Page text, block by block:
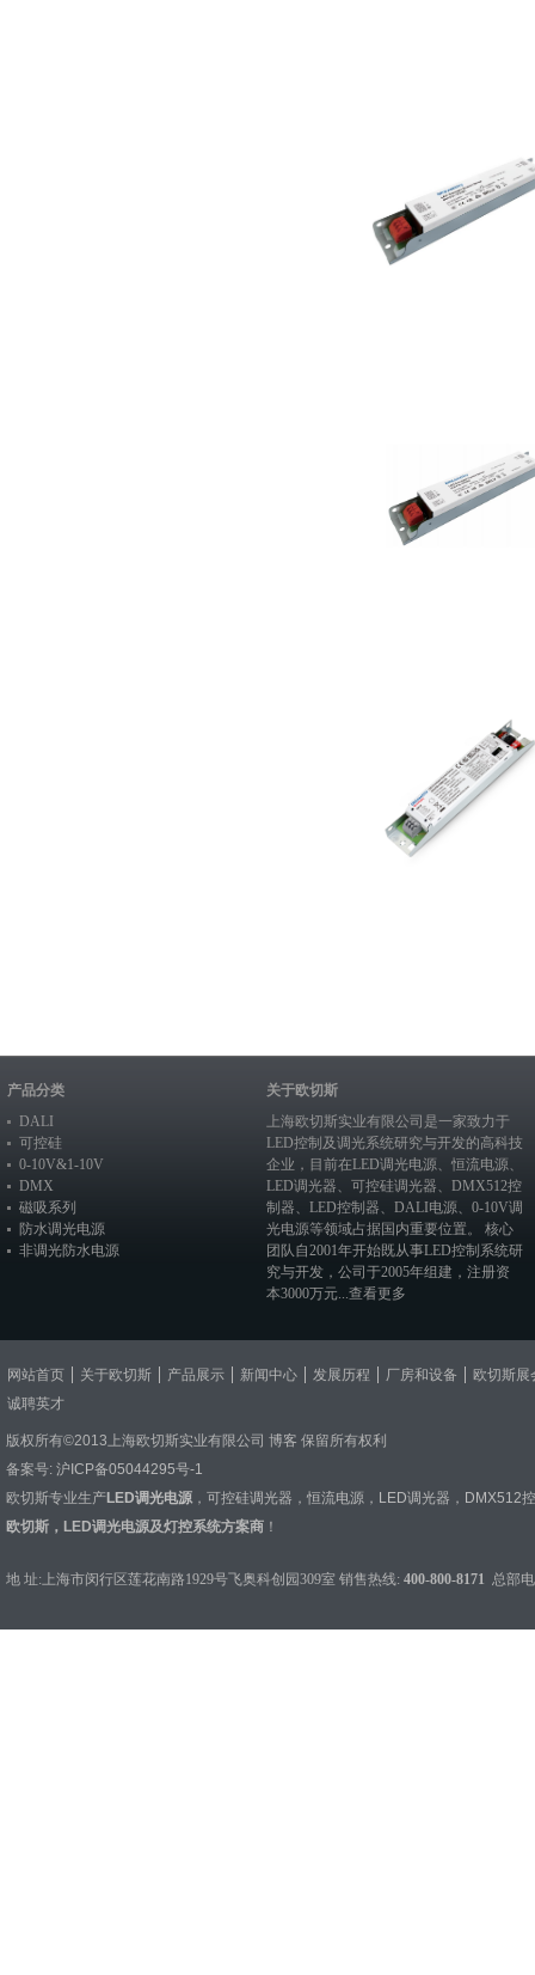
产品分类
DALI
可控硅
0-10V&1-10V
DMX
磁吸系列
防水调光电源
非调光防水电源
关于欧切斯
上海欧切斯实业有限公司是一家致力于
LED控制及调光系统研究与开发的高科技
企业，目前在LED调光电源、恒流电源、
LED调光器、 可控硅调光器、 DMX512控
制器、 LED控制器、 DALI电源、 0-10V调
光电源等领域占据国内重要位置。 核心
团队自2001年开始既从事LED控制系统研
究与开发，公司于2005年组建，注册资
本3000万元...查看更多
网站首页 关于欧切斯 产品展示 新闻中心 发展历程 厂房和设备
欧切斯展
诚聘英才
版权所有©2013上海欧切斯实业有限公司 博客 保留所有权利
备案号: 沪ICP备05044295号-1
欧切斯专业生产LED调光电源 ， 可控硅调光器 ， 恒流电源 ， LED调光器 ， DMX512
欧切斯，LED调光电源及灯控系统方案商 ！
地 址:上海市闵行区莲花南路1929号飞奥科创园309室 销售热线: 400-800-8171 总部